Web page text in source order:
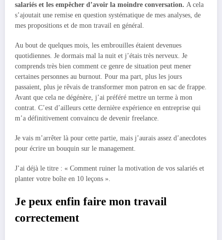
salariés et les empêcher d’avoir la moindre conversation. A cela
s’ajoutait une remise en question systématique de mes analyses, de
mes propositions et de mon travail en général.
Au bout de quelques mois, les embrouilles étaient devenues
quotidiennes. Je dormais mal la nuit et j’étais très nerveux. Je
comprends très bien comment ce genre de situation peut mener
certaines personnes au burnout. Pour ma part, plus les jours
passaient, plus je rêvais de transformer mon patron en sac de frappe.
Avant que cela ne dégénère, j’ai préféré mettre un terme à mon
contrat. C’est d’ailleurs cette dernière expérience en entreprise qui
m’a définitivement convaincu de devenir freelance.
Je vais m’arrêter là pour cette partie, mais j’aurais assez d’anecdotes
pour écrire un bouquin sur le management.
J’ai déjà le titre : « Comment ruiner la motivation de vos salariés et
planter votre boîte en 10 leçons ».
Je peux enfin faire mon travail
correctement